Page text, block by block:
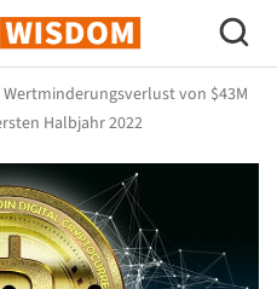
von $43M
Halbjahr 2022